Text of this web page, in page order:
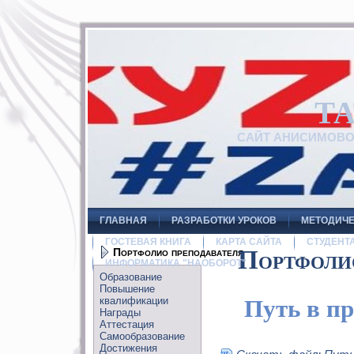
САЙТ
ГЛАВНАЯ РАЗРАБОТКИ УРОКОВ
ГОСТЕВАЯ КНИГА
КАРТА САЙТА
ИНФОРМАТИКА "НАОБОРОТ"
Портфолио преподавателя
Образование
Повышение
квалификации
Награды
Аттестация
Самообразование
Достижения
Путь в